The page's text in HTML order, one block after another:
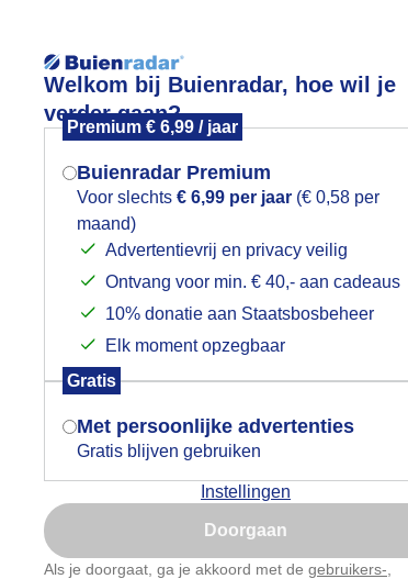
Welkom bij Buienradar, hoe wil je
verder gaan?
Premium € 6,99 / jaar
Buienradar Premium
Voor slechts € 6,99 per jaar (€ 0,58 per
maand)
Advertentievrij en privacy veilig
Ontvang voor min. € 40,- aan cadeaus
10% donatie aan Staatsbosbeheer
Elk moment opzegbaar
Gratis
Met persoonlijke advertenties
Gratis blijven gebruiken
Instellingen
Doorgaan
Als je doorgaat, ga je akkoord met de gebruikers-
Foto en video Weerzine
Mogen we je locatie gebruiken voor
het weer?
Indien je hier nog geen akkoord op hebt
gegeven, verschijnt er zo een pop-up uit
je browser waarin deze toestemming
gevraagd wordt.
Is goed, toon de popup
Nu niet, misschien later